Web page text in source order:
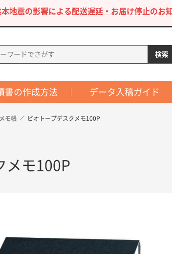
本地震の影響による配送遅延・お届け停止のお知
書の作成方法 データ入稿ガイド
メモ帳 ビオトープデスクメモ100P
メモ100P